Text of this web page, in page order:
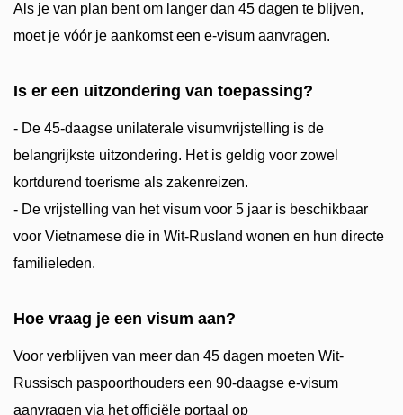
Als je van plan bent om langer dan 45 dagen te blijven,
moet je vóór je aankomst een e-visum aanvragen.
Is er een uitzondering van toepassing?
- De 45-daagse unilaterale visumvrijstelling is de
belangrijkste uitzondering. Het is geldig voor zowel
kortdurend toerisme als zakenreizen.
- De vrijstelling van het visum voor 5 jaar is beschikbaar
voor Vietnamese die in Wit-Rusland wonen en hun directe
familieleden.
Hoe vraag je een visum aan?
Voor verblijven van meer dan 45 dagen moeten Wit-
Russisch paspoorthouders een 90-daagse e-visum
aanvragen via het officiële portaal op